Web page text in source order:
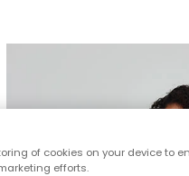
of cookies on your device to
efforts.